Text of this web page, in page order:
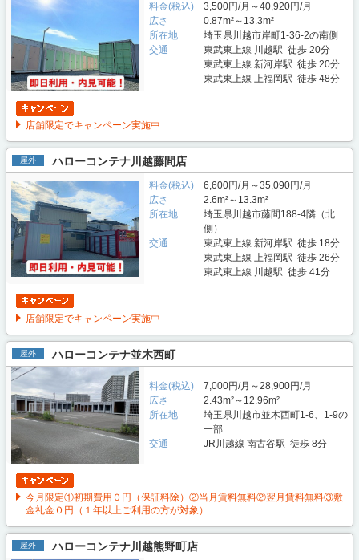
料金(税込)
3,500円/月～40,920円/月
広さ
0.87m²～13.3m²
所在地
埼玉県川越市岸町1-36-2の南側
交通
東武東上線 川越駅 徒歩 20分
東武東上線 新河岸駅 徒歩 20分
東武東上線 上福岡駅 徒歩 48分
店舗限定でキャンペーン実施中
屋外 ハローコンテナ川越藤間店
料金(税込)
6,600円/月～35,090円/月
広さ
2.6m²～13.3m²
所在地
埼玉県川越市藤間188-4隣（北
側）
交通
東武東上線 新河岸駅 徒歩 18分
東武東上線 上福岡駅 徒歩 26分
東武東上線 川越駅 徒歩 41分
店舗限定でキャンペーン実施中
屋外 ハローコンテナ並木西町
料金(税込)
7,000円/月～28,900円/月
広さ
2.43m²～12.96m²
所在地
埼玉県川越市並木西町1-6、1-9の
一部
交通
JR川越線 南古谷駅 徒歩 8分
今月限定①初期費用０円（保証料除）②当月賃料無料②翌月賃料無料③敷
金礼金０円（１年以上ご利用の方が対象）
屋外 ハローコンテナ川越熊野町店